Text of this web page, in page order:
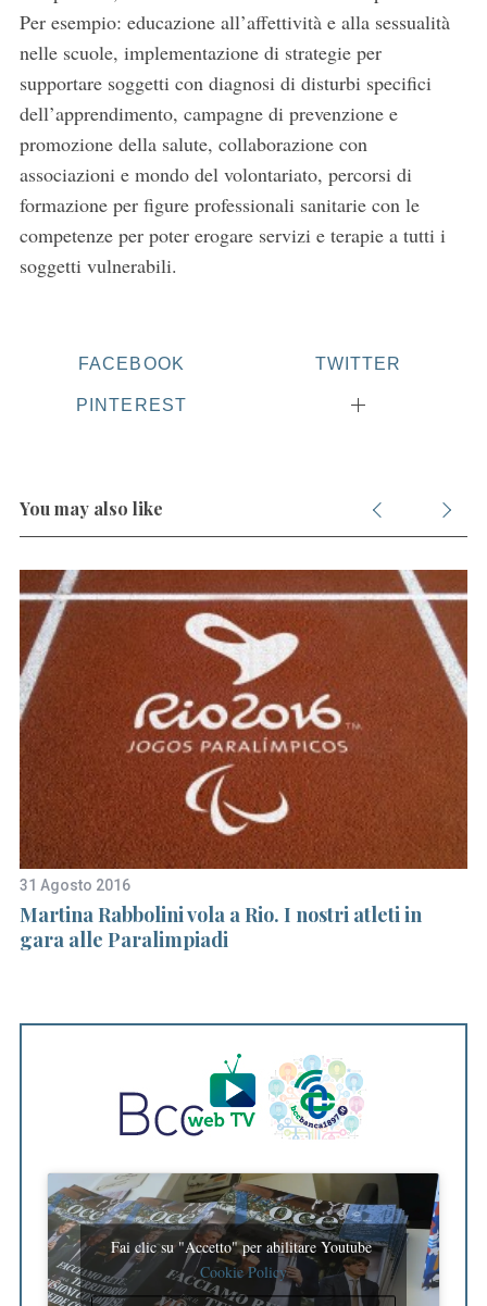
Per esempio: educazione all’affettività e alla sessualità
nelle scuole, implementazione di strategie per
supportare soggetti con diagnosi di disturbi specifici
dell’apprendimento, campagne di prevenzione e
promozione della salute, collaborazione con
associazioni e mondo del volontariato, percorsi di
formazione per figure professionali sanitarie con le
competenze per poter erogare servizi e terapie a tutti i
soggetti vulnerabili.
FACEBOOK TWITTER
PINTEREST
You may also like
31 Agosto 2016
Martina Rabbolini vola a Rio. I nostri atleti in
gara alle Paralimpiadi
Fai clic su "Accetto" per abilitare Youtube
Cookie Policy